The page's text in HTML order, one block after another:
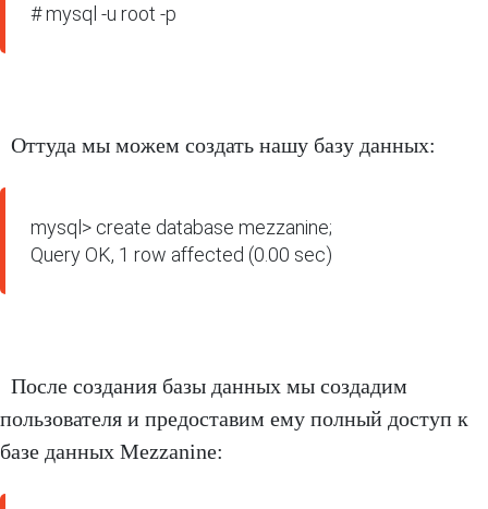
# mysql -u root -p
Оттуда мы можем создать нашу базу данных:
mysql> create database mezzanine;
Query OK, 1 row affected (0.00 sec)
После создания базы данных мы создадим
пользователя и предоставим ему полный доступ к
базе данных Mezzanine: